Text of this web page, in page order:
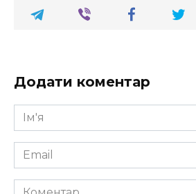
Додати коментар
Ім'я
*
Email
*
Коментар